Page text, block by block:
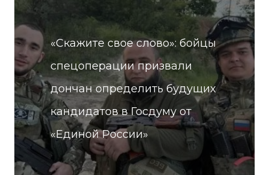
«Скажите свое слово»: бойцы
спецоперации призвали
дончан определить будущих
кандидатов в Госдуму от
«Единой России»